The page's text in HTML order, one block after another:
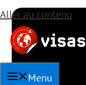
Aller au contenu
Menu